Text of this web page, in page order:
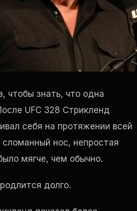
чтобы знать, что одна
UFC 328 Стрикленд
себя на протяжении всей
нос, непростая
мягче, чем обычно.
долго.